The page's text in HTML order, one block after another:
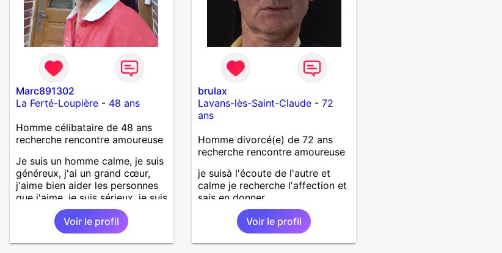
Marc891302
La Ferté-Loupière- 48 ans
Homme célibataire de 48 ans
recherche rencontre amoureuse
Je suis un homme calme, je suis
généreux, j'ai un grand cœur,
j'aime bien aider les personnes
que j'aime, je suis sérieux, je suis
sincère, je suis honnête, j'aime
pas qu'on joue avec moi et
j'aime pas les mensonges. Je
cherche une relation amoureuse
Voir le profil
brulax
Lavans-lès-Saint-Claude -72
ans
Homme divorcé(e) de 72 ans
recherche rencontre amoureuse
je suisà l'écoute de l'autre et
calme je recherche l'affection et
sais en donner
Voir le profil